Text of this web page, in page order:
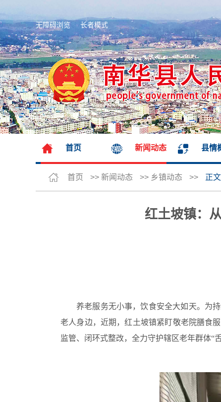
无障碍浏览 长者模式
首页 新闻动态 县情
首页 >> 新闻动态 >> 乡镇动态 >> 正文
红土坡镇：
养老服务无小事，饮食安全大如天。为
老人身边，近期，红土坡镇紧盯敬老院膳食
监管、闭环式整改，全力守护辖区老年群体“